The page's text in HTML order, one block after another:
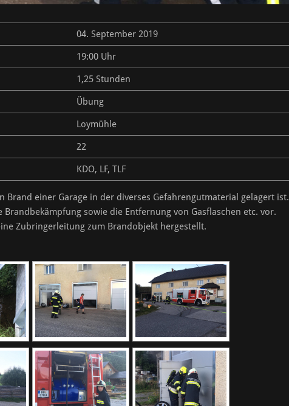
04. September 2019
19:00 Uhr
1,25 Stunden
Übung
Loymühle
22
KDO, LF, TLF
Brand einer Garage in der diverses Gefahrengutmaterial gelagert ist.
sowie die Entfernung von Gasflaschen etc. vor.
Zubringerleitung zum Brandobjekt hergestellt.